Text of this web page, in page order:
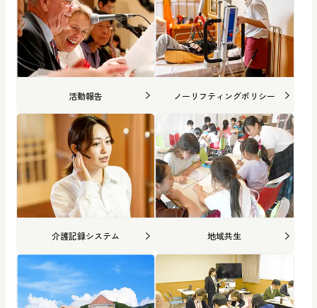
活動報告 ノーリフティングポリシー
介護記録システム 地域共生